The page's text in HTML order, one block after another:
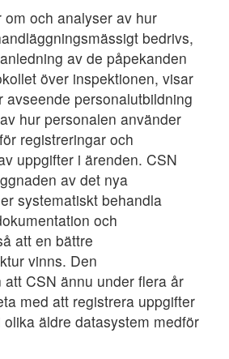
om och analyser av hur
bedrivs,
av de påpekanden
över inspektionen, visar
avseende personalutbildning
hur personalen använder
registreringar och
uppgifter i ärenden. CSN
av det nya
systematiskt behandla
och
att en bättre
vinns. Den
CSN ännu under flera år
med att registrera uppgifter
äldre datasystem medför